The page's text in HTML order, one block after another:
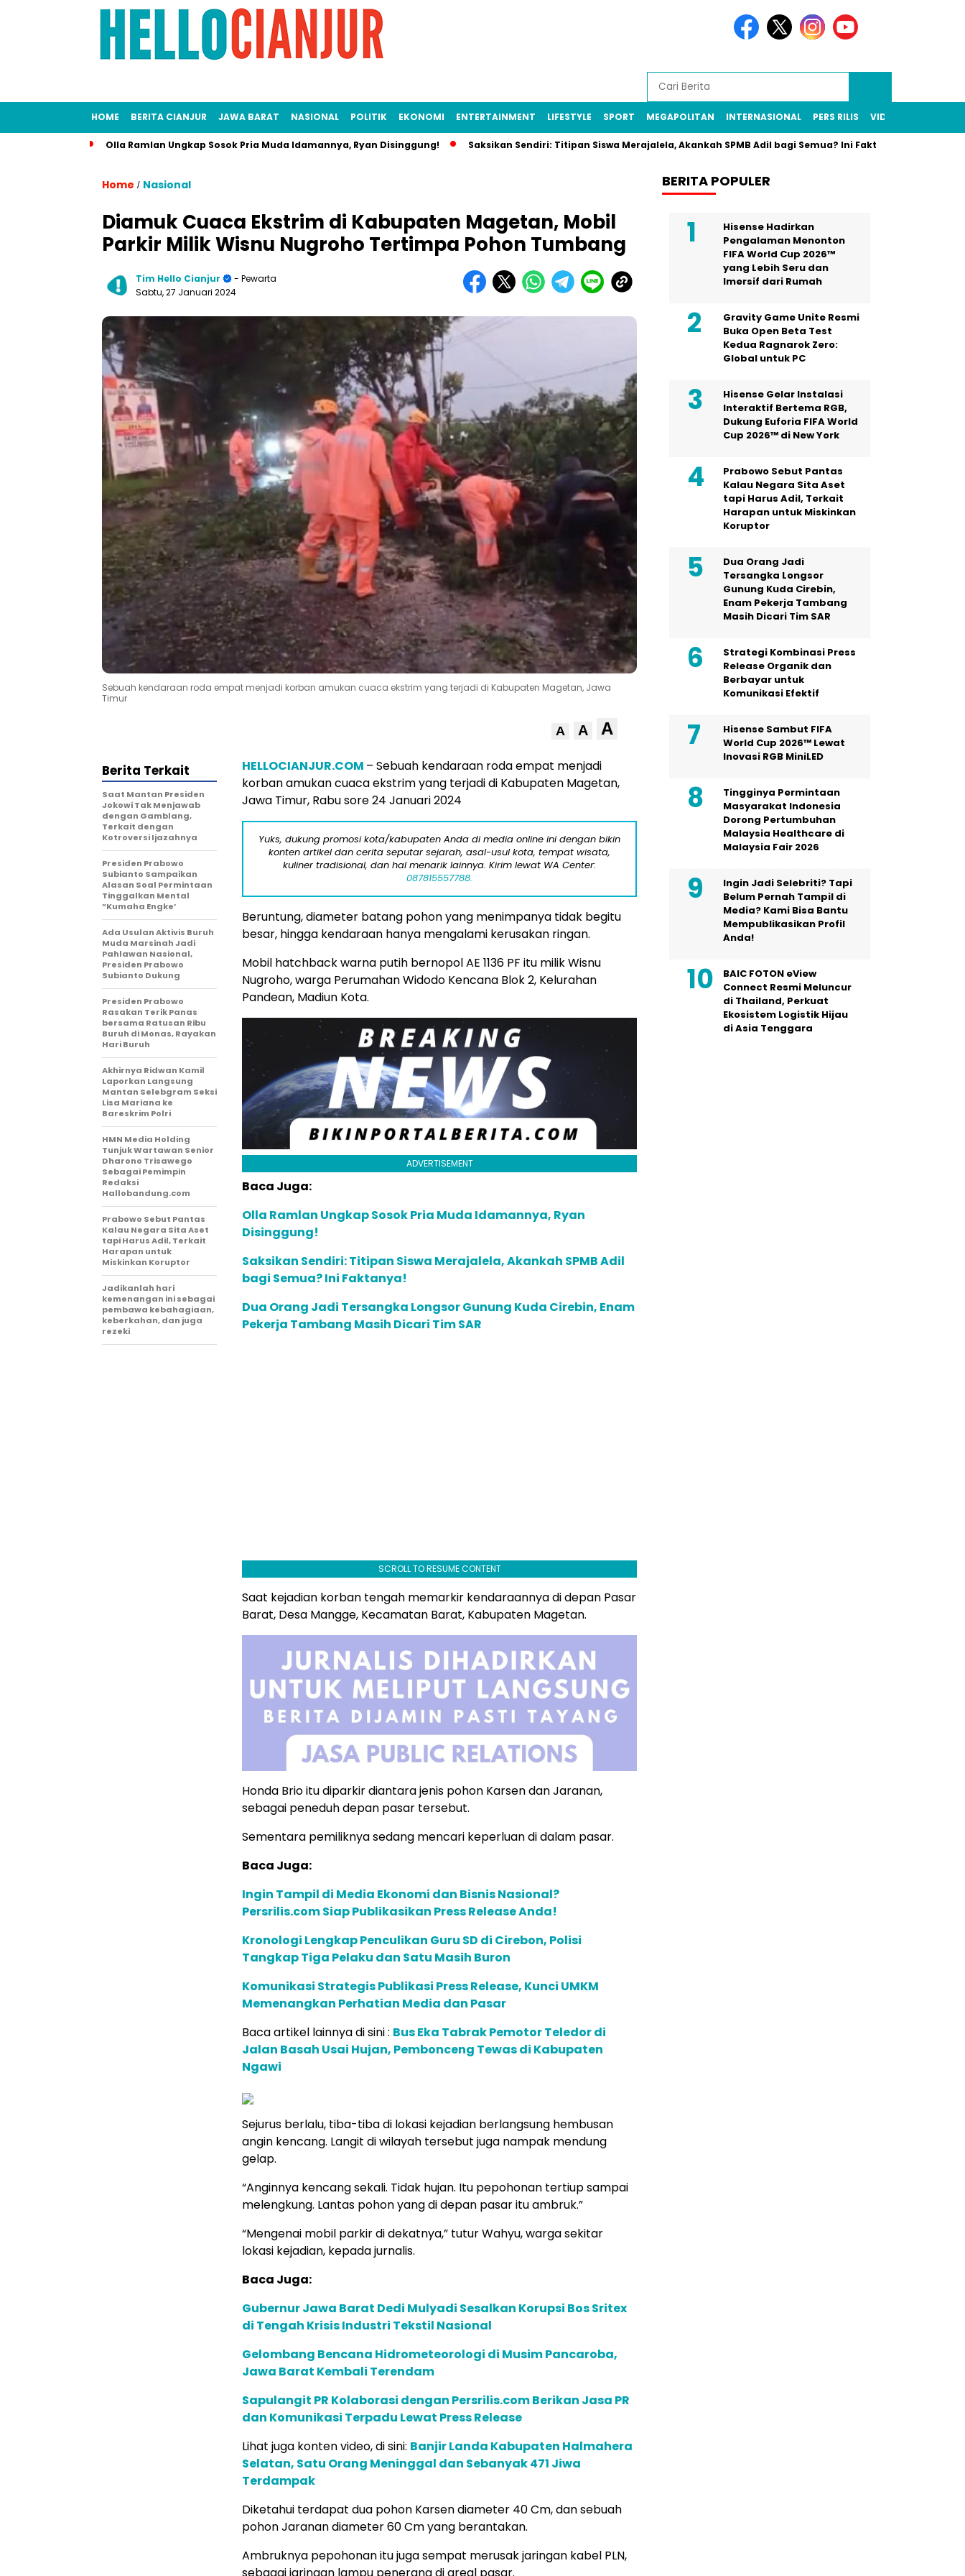
HOME BERITA CIANJUR JAWA BARAT NASIONAL POLITIK EKONOMI ENTERTAINMENT LIFESTYLE SPORT MEGAPOLITAN INTERNASIONAL PERS RILIS VIDEO
Olla Ramlan Ungkap Sosok Pria Muda Idamannya, Ryan Disinggung! Saksikan Sendiri: Titipan Siswa Merajalela, Akankah SPMB Adil bagi Semua? Ini Faktanya!
Home / Nasional
Diamuk Cuaca Ekstrim di Kabupaten Magetan, Mobil
Parkir Milik Wisnu Nugroho Tertimpa Pohon Tumbang
Tim Hello Cianjur
- Pewarta
Sabtu, 27 Januari 2024
Sebuah kendaraan roda empat menjadi korban amukan cuaca ekstrim yang terjadi di Kabupaten Magetan, Jawa
Timur
A A A
HELLOCIANJUR.COM – Sebuah kendaraan roda empat menjadi
korban amukan cuaca ekstrim yang terjadi di Kabupaten Magetan,
Jawa Timur, Rabu sore 24 Januari 2024
Yuks, dukung promosi kota/kabupaten Anda di media online ini dengan bikin
konten artikel dan cerita seputar sejarah, asal-usul kota, tempat wisata,
kuliner tradisional, dan hal menarik lainnya. Kirim lewat WA Center:
087815557788.
Beruntung, diameter batang pohon yang menimpanya tidak begitu
besar, hingga kendaraan hanya mengalami kerusakan ringan.
Mobil hatchback warna putih bernopol AE 1136 PF itu milik Wisnu
Nugroho, warga Perumahan Widodo Kencana Blok 2, Kelurahan
Pandean, Madiun Kota.
ADVERTISEMENT
Baca Juga:
Olla Ramlan Ungkap Sosok Pria Muda Idamannya, Ryan
Disinggung!
Saksikan Sendiri: Titipan Siswa Merajalela, Akankah SPMB Adil
bagi Semua? Ini Faktanya!
Dua Orang Jadi Tersangka Longsor Gunung Kuda Cirebin, Enam
Pekerja Tambang Masih Dicari Tim SAR
SCROLL TO RESUME CONTENT
Saat kejadian korban tengah memarkir kendaraannya di depan Pasar
Barat, Desa Mangge, Kecamatan Barat, Kabupaten Magetan.
Honda Brio itu diparkir diantara jenis pohon Karsen dan Jaranan,
sebagai peneduh depan pasar tersebut.
Sementara pemiliknya sedang mencari keperluan di dalam pasar.
Baca Juga:
Ingin Tampil di Media Ekonomi dan Bisnis Nasional?
Persrilis.com Siap Publikasikan Press Release Anda!
Kronologi Lengkap Penculikan Guru SD di Cirebon, Polisi
Tangkap Tiga Pelaku dan Satu Masih Buron
Komunikasi Strategis Publikasi Press Release, Kunci UMKM
Memenangkan Perhatian Media dan Pasar
Baca artikel lainnya di sini : Bus Eka Tabrak Pemotor Teledor di
Jalan Basah Usai Hujan, Pembonceng Tewas di Kabupaten
Ngawi
Sejurus berlalu, tiba-tiba di lokasi kejadian berlangsung hembusan
angin kencang. Langit di wilayah tersebut juga nampak mendung
gelap.
“Anginnya kencang sekali. Tidak hujan. Itu pepohonan tertiup sampai
melengkung. Lantas pohon yang di depan pasar itu ambruk.”
“Mengenai mobil parkir di dekatnya,” tutur Wahyu, warga sekitar
lokasi kejadian, kepada jurnalis.
Baca Juga:
Gubernur Jawa Barat Dedi Mulyadi Sesalkan Korupsi Bos Sritex
di Tengah Krisis Industri Tekstil Nasional
Gelombang Bencana Hidrometeorologi di Musim Pancaroba,
Jawa Barat Kembali Terendam
Sapulangit PR Kolaborasi dengan Persrilis.com Berikan Jasa PR
dan Komunikasi Terpadu Lewat Press Release
Lihat juga konten video, di sini: Banjir Landa Kabupaten Halmahera
Selatan, Satu Orang Meninggal dan Sebanyak 471 Jiwa
Terdampak
Diketahui terdapat dua pohon Karsen diameter 40 Cm, dan sebuah
pohon Jaranan diameter 60 Cm yang berantakan.
Ambruknya pepohonan itu juga sempat merusak jaringan kabel PLN,
Berita Terkait
Saat Mantan Presiden
Jokowi Tak Menjawab
dengan Gamblang,
Terkait dengan
Kotroversi Ijazahnya
Presiden Prabowo
Subianto Sampaikan
Alasan Soal Permintaan
Tinggalkan Mental
”Kumaha Engke’
Ada Usulan Aktivis Buruh
Muda Marsinah Jadi
Pahlawan Nasional,
Presiden Prabowo
Subianto Dukung
Presiden Prabowo
Rasakan Terik Panas
bersama Ratusan Ribu
Buruh di Monas, Rayakan
Hari Buruh
Akhirnya Ridwan Kamil
Laporkan Langsung
Mantan Selebgram Seksi
Lisa Mariana ke
Bareskrim Polri
HMN Media Holding
Tunjuk Wartawan Senior
Dharono Trisawego
Sebagai Pemimpin
Redaksi
Hallobandung.com
Prabowo Sebut Pantas
Kalau Negara Sita Aset
tapi Harus Adil, Terkait
Harapan untuk
Miskinkan Koruptor
Jadikanlah hari
kemenangan ini sebagai
pembawa kebahagiaan,
keberkahan, dan juga
rezeki
BERITA POPULER
Hisense Hadirkan
Pengalaman Menonton
FIFA World Cup 2026™
yang Lebih Seru dan
Imersif dari Rumah
Gravity Game Unite Resmi
Buka Open Beta Test
Kedua Ragnarok Zero:
Global untuk PC
Hisense Gelar Instalasi
Interaktif Bertema RGB,
Dukung Euforia FIFA World
Cup 2026™ di New York
Prabowo Sebut Pantas
Kalau Negara Sita Aset
tapi Harus Adil, Terkait
Harapan untuk Miskinkan
Koruptor
Dua Orang Jadi
Tersangka Longsor
Gunung Kuda Cirebin,
Enam Pekerja Tambang
Masih Dicari Tim SAR
Strategi Kombinasi Press
Release Organik dan
Berbayar untuk
Komunikasi Efektif
Hisense Sambut FIFA
World Cup 2026™ Lewat
Inovasi RGB MiniLED
Tingginya Permintaan
Masyarakat Indonesia
Dorong Pertumbuhan
Malaysia Healthcare di
Malaysia Fair 2026
Ingin Jadi Selebriti? Tapi
Belum Pernah Tampil di
Media? Kami Bisa Bantu
Mempublikasikan Profil
Anda!
BAIC FOTON eView
Connect Resmi Meluncur
di Thailand, Perkuat
Ekosistem Logistik Hijau
di Asia Tenggara